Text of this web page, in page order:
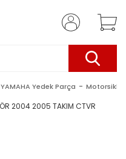
YAMAHA Yedek Parça Motorsiklet